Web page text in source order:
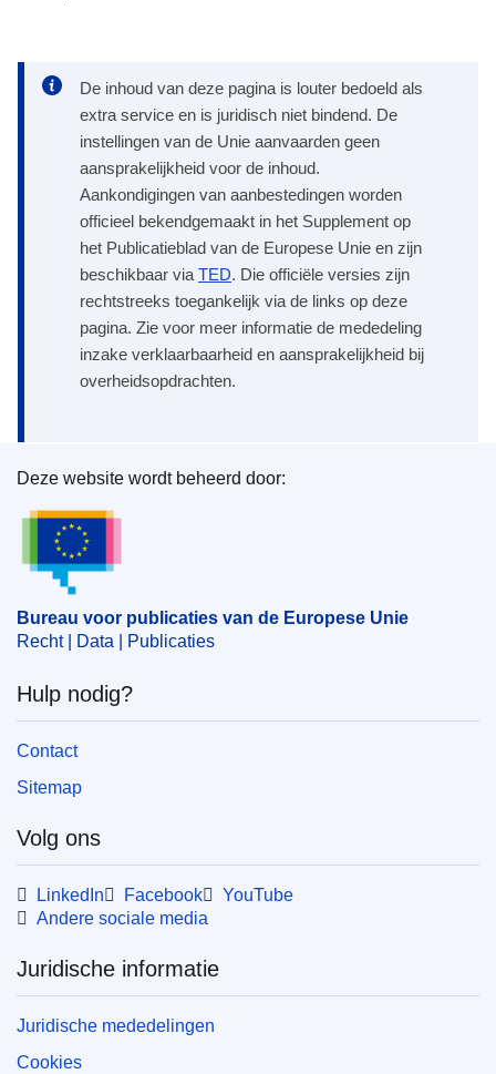
De inhoud van deze pagina is louter bedoeld als
extra service en is juridisch niet bindend. De
instellingen van de Unie aanvaarden geen
aansprakelijkheid voor de inhoud.
Aankondigingen van aanbestedingen worden
officieel bekendgemaakt in het Supplement op
het Publicatieblad van de Europese Unie en zijn
beschikbaar via TED. Die officiële versies zijn
rechtstreeks toegankelijk via de links op deze
pagina. Zie voor meer informatie de mededeling
inzake verklaarbaarheid en aansprakelijkheid bij
overheidsopdrachten.
Bureau voor publicaties van de Europese Unie
Deze website wordt beheerd door:
Bureau voor publicaties van de Europese Unie
Recht | Data | Publicaties
Hulp nodig?
Contact
Sitemap
Volg ons
LinkedIn Facebook
YouTube
Andere sociale media
Juridische informatie
Juridische mededelingen
Cookies